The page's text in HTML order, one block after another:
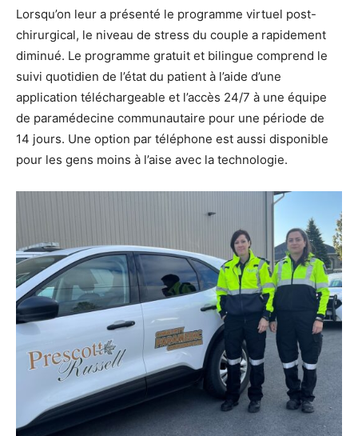
Lorsqu’on leur a présenté le programme virtuel post-
chirurgical, le niveau de stress du couple a rapidement
diminué. Le programme gratuit et bilingue comprend le
suivi quotidien de l’état du patient à l’aide d’une
application téléchargeable et l’accès 24/7 à une équipe
de paramédecine communautaire pour une période de
14 jours. Une option par téléphone est aussi disponible
pour les gens moins à l’aise avec la technologie.